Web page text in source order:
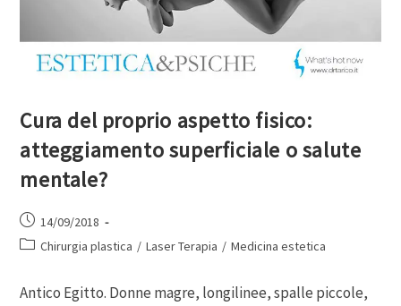
Cura del proprio aspetto fisico:
atteggiamento superficiale o salute
mentale?
14/09/2018
Chirurgia plastica / Laser Terapia / Medicina estetica
Antico Egitto. Donne magre, longilinee, spalle piccole,